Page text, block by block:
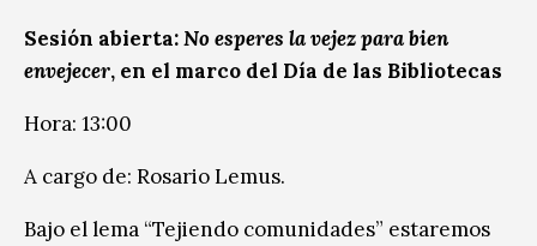
Sesión abierta:No esperes la vejez para bien
envejecer, en el marco del Día de las Bibliotecas
Hora: 13:00
A cargo de: Rosario Lemus.
Bajo el lema “Tejiendo comunidades” estaremos